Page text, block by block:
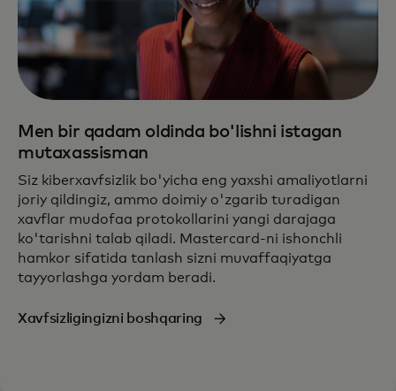
Men bir qadam oldinda bo'lishni istagan
mutaxassisman
Siz kiberxavfsizlik bo'yicha eng yaxshi amaliyotlarni
joriy qildingiz, ammo doimiy o'zgarib turadigan
xavflar mudofaa protokollarini yangi darajaga
ko'tarishni talab qiladi. Mastercard-ni ishonchli
hamkor sifatida tanlash sizni muvaffaqiyatga
tayyorlashga yordam beradi.
Xavfsizligingizni boshqaring